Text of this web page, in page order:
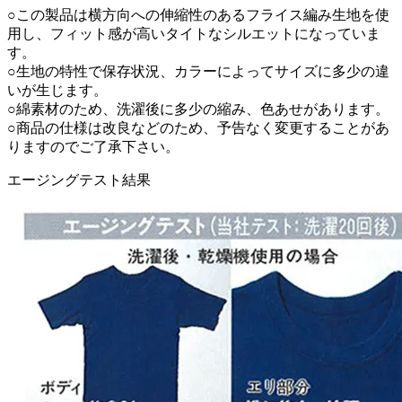
○この製品は横方向への伸縮性のあるフライス編み生地を使
用し、フィット感が高いタイトなシルエットになっていま
す。
○生地の特性で保存状況、カラーによってサイズに多少の違
いが生じます。
○綿素材のため、洗濯後に多少の縮み、色あせがあります。
○商品の仕様は改良などのため、予告なく変更することがあ
りますのでご了承下さい。
エージングテスト結果